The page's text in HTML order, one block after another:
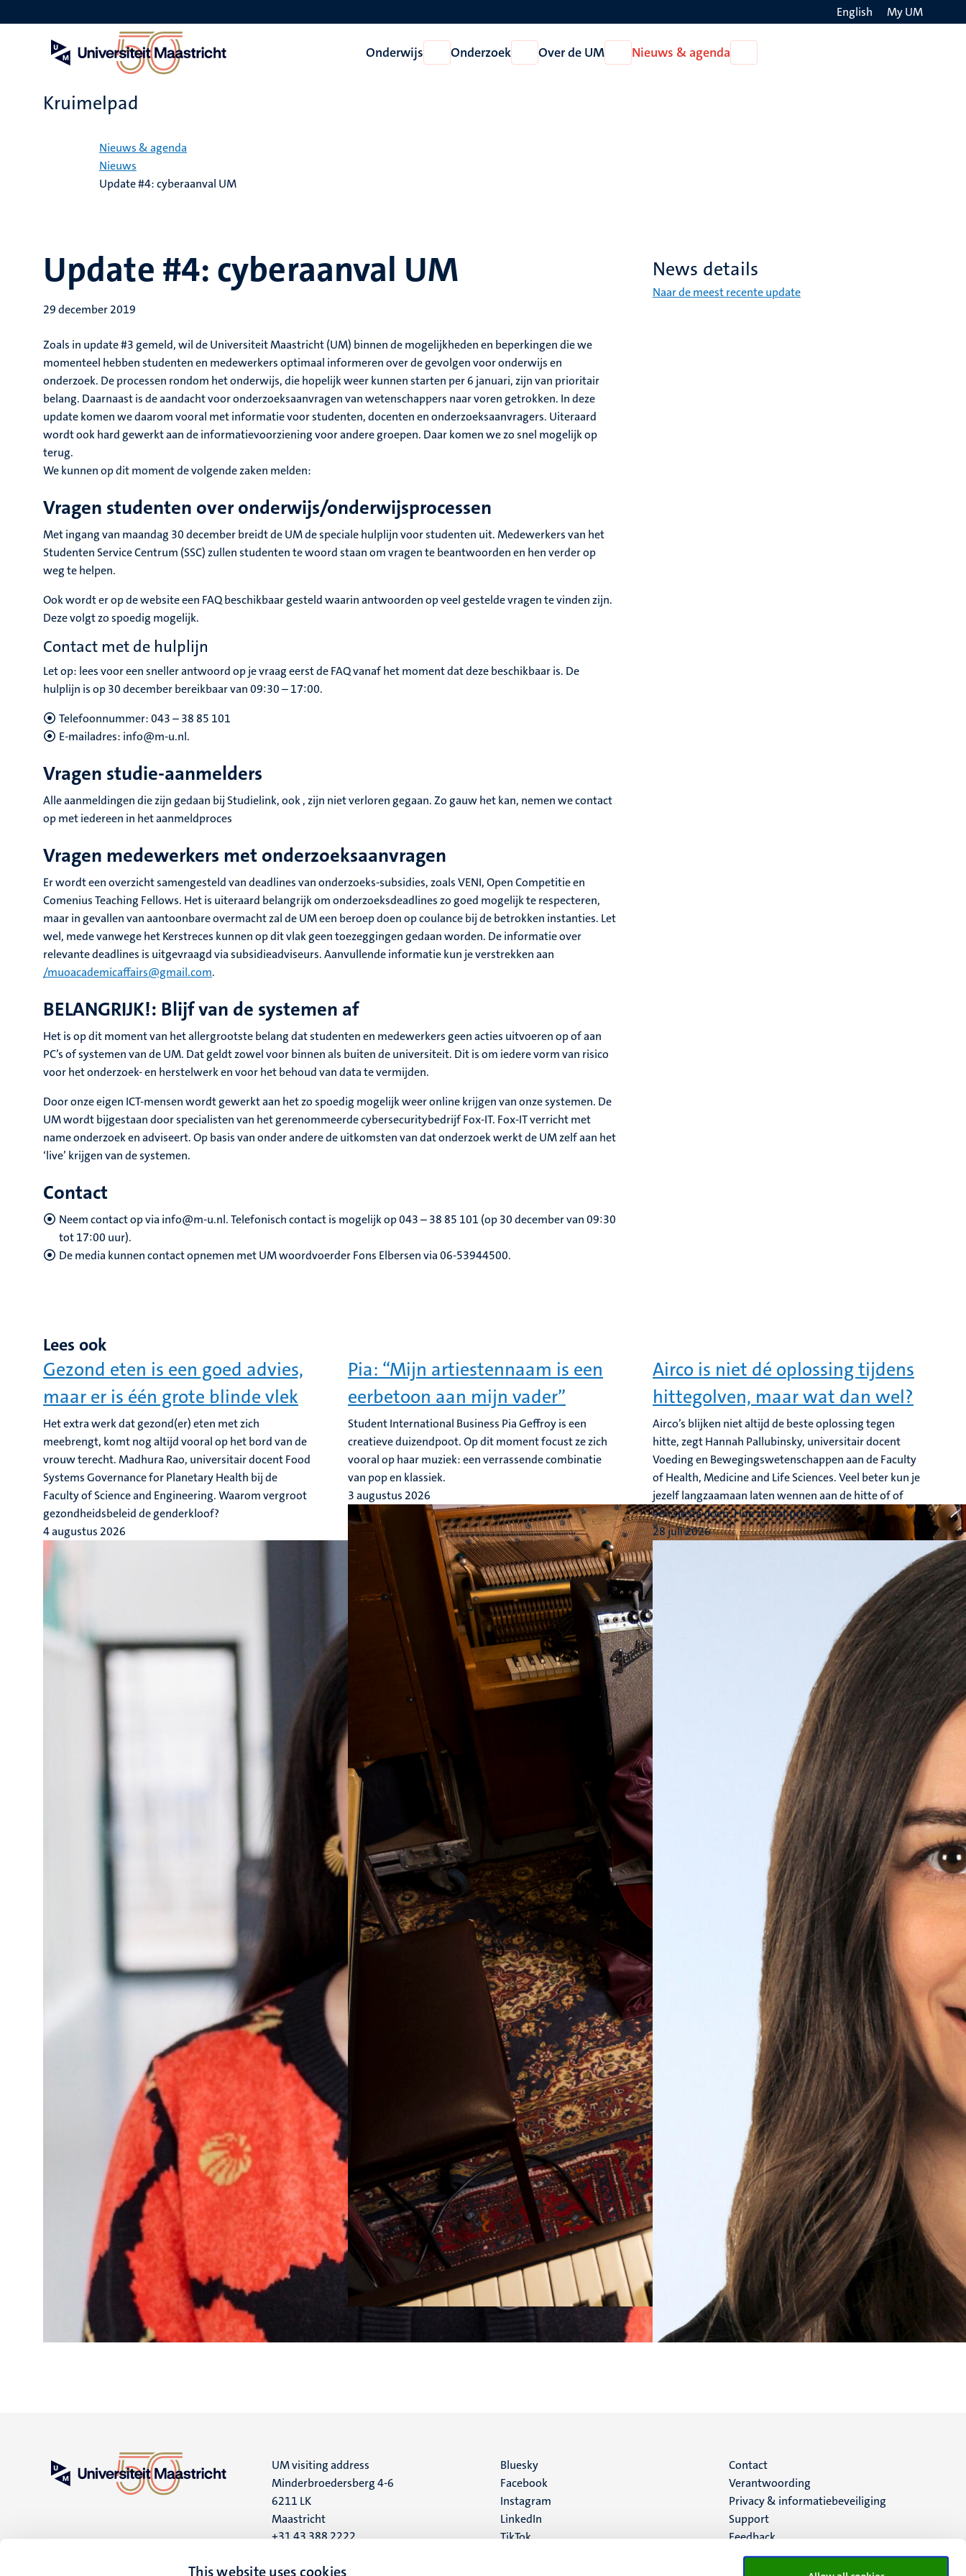
This website uses cookies
en
English My UM
Onderwijs
Open
Onderwijs
Onderzoek
Open
Onderzoek
Over de UM
Open
Over
Nieuws & agenda
Nieuws
Kruimelpad
Nieuws & agenda
Nieuws
Update #4: cyberaanval UM
Update #4: cyberaanval UM
29 december 2019
Zoals in update #3 gemeld, wil de Universiteit Maastricht (UM) binnen de mogelijkheden en beperkingen die we
momenteel hebben studenten en medewerkers optimaal informeren over de gevolgen voor onderwijs en
onderzoek. De processen rondom het onderwijs, die hopelijk weer kunnen starten per 6 januari, zijn van prioritair
belang. Daarnaast is de aandacht voor onderzoeksaanvragen van wetenschappers naar voren getrokken. In deze
update komen we daarom vooral met informatie voor studenten, docenten en onderzoeksaanvragers. Uiteraard
wordt ook hard gewerkt aan de informatievoorziening voor andere groepen. Daar komen we zo snel mogelijk op
terug.
We kunnen op dit moment de volgende zaken melden:
Vragen studenten over onderwijs/onderwijsprocessen
Met ingang van maandag 30 december breidt de UM de speciale hulplijn voor studenten uit. Medewerkers van het
Studenten Service Centrum (SSC) zullen studenten te woord staan om vragen te beantwoorden en hen verder op
weg te helpen.
Ook wordt er op de website een FAQ beschikbaar gesteld waarin antwoorden op veel gestelde vragen te vinden zijn.
Deze volgt zo spoedig mogelijk.
Contact met de hulplijn
Let op: lees voor een sneller antwoord op je vraag eerst de FAQ vanaf het moment dat deze beschikbaar is. De
hulplijn is op 30 december bereikbaar van 09:30 – 17:00.
Telefoonnummer: 043 – 38 85 101
E-mailadres: info@m-u.nl.
Vragen studie-aanmelders
Alle aanmeldingen die zijn gedaan bij Studielink, ook , zijn niet verloren gegaan. Zo gauw het kan, nemen we contact
op met iedereen in het aanmeldproces
Vragen medewerkers met onderzoeksaanvragen
Er wordt een overzicht samengesteld van deadlines van onderzoeks-subsidies, zoals VENI, Open Competitie en
Comenius Teaching Fellows. Het is uiteraard belangrijk om onderzoeksdeadlines zo goed mogelijk te respecteren,
maar in gevallen van aantoonbare overmacht zal de UM een beroep doen op coulance bij de betrokken instanties. Let
wel, mede vanwege het Kerstreces kunnen op dit vlak geen toezeggingen gedaan worden. De informatie over
relevante deadlines is uitgevraagd via subsidieadviseurs. Aanvullende informatie kun je verstrekken aan
/muoacademicaffairs@gmail.com.
BELANGRIJK!: Blijf van de systemen af
Het is op dit moment van het allergrootste belang dat studenten en medewerkers geen acties uitvoeren op of aan
PC’s of systemen van de UM. Dat geldt zowel voor binnen als buiten de universiteit. Dit is om iedere vorm van risico
voor het onderzoek- en herstelwerk en voor het behoud van data te vermijden.
Door onze eigen ICT-mensen wordt gewerkt aan het zo spoedig mogelijk weer online krijgen van onze systemen. De
UM wordt bijgestaan door specialisten van het gerenommeerde cybersecuritybedrijf Fox-IT. Fox-IT verricht met
name onderzoek en adviseert. Op basis van onder andere de uitkomsten van dat onderzoek werkt de UM zelf aan het
‘live’ krijgen van de systemen.
Contact
Neem contact op via info@m-u.nl. Telefonisch contact is mogelijk op 043 – 38 85 101 (op 30 december van 09:30
tot 17:00 uur).
De media kunnen contact opnemen met UM woordvoerder Fons Elbersen via 06-53944500.
News details
Naar de meest recente update
Lees ook
Gezond eten is een goed advies,
maar er is één grote blinde vlek
Het extra werk dat gezond(er) eten met zich
meebrengt, komt nog altijd vooral op het bord van de
vrouw terecht. Madhura Rao, universitair docent Food
Systems Governance for Planetary Health bij de
Faculty of Science and Engineering. Waarom vergroot
gezondheidsbeleid de genderkloof?
4 augustus 2026
Pia: “Mijn artiestennaam is een
eerbetoon aan mijn vader”
Student International Business Pia Geffroy is een
creatieve duizendpoot. Op dit moment focust ze zich
vooral op haar muziek: een verrassende combinatie
van pop en klassiek.
3 augustus 2026
Airco is niet dé oplossing tijdens
hittegolven, maar wat dan wel?
Airco’s blijken niet altijd de beste oplossing tegen
hitte, zegt Hannah Pallubinsky, universitair docent
Voeding en Bewegingswetenschappen aan de Faculty
of Health, Medicine and Life Sciences. Veel beter kun je
jezelf langzaamaan laten wennen aan de hitte of of
een siësta doen. Hoe zit dat precies?
28 juli 2026
UM visiting address
Minderbroedersberg 4-6
6211 LK
Maastricht
+31 43 388 2222
UM postal address
Social
media
Bluesky
Facebook
Instagram
LinkedIn
TikTok
Menu
footer
(NL)
Contact
Verantwoording
Privacy & informatiebeveiliging
Support
Feedback